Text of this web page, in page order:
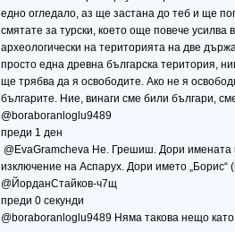
едно огледало, аз ще застана до теб и ще
смятате за турски, което още повече
археологически на територията на две
просто една древна българска територия,
ще трябва да я освободите. Ако не я
българите. Ние, винаги сме били българи,
@boraboranloglu9489
преди 1 ден
@EvaGramcheva Не. Грешиш. Дори имената
изключение на Аспарух. Дори името „Борис“
@ЙорданСтайков-ч7щ
преди 0 секунди
@boraboranloglu9489 Няма такова нещо като